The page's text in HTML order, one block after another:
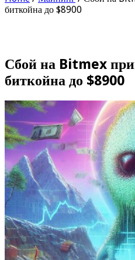
биткойна до $8900
Сбой на Bitmex
биткойна до $8900